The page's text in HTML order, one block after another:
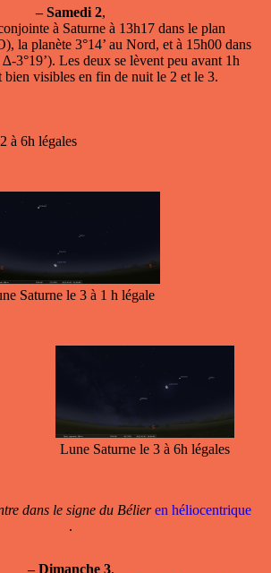
– Samedi 2,
à Saturne à 13h17 dans le plan
la planète 3°14’ au Nord, et à 15h00 dans
3°19’). Les deux se lèvent peu avant 1h
bien visibles en fin de nuit le 2 et le 3.
à 6h légales
Saturne le 3 à 1 h légale
Lune Saturne le 3 à 6h légales
dans le signe du Bélier en héliocentrique
.
– Dimanche 3,